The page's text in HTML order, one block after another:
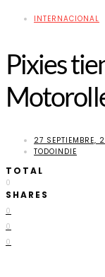
INTERNACIONAL
Pixies
27 SEPTIEMBRE,
TODOINDIE
TOTAL
0
SHARES
0
0
0